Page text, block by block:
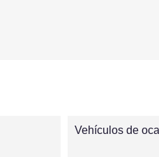
Vehículos de